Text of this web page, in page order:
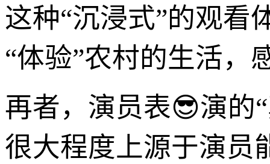
这种“沉浸式”的观看
“体验”农村的生活，
再者，演员表😎演的
很大程度上源于演员